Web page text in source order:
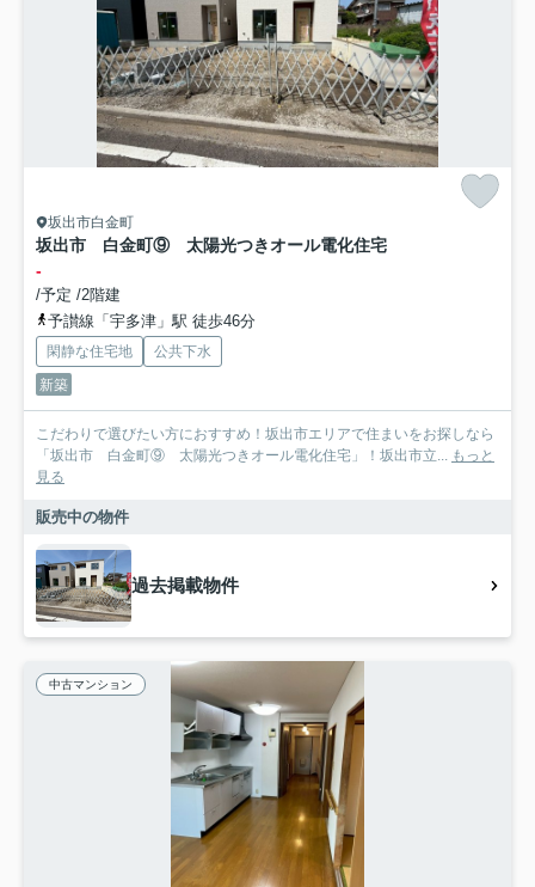
坂出市白金町
坂出市 白金町⑨ 太陽光つきオール電化住宅
-
/予定 /2階建
予讃線「宇多津」駅 徒歩46分
閑静な住宅地
公共下水
新築
こだわりで選びたい方におすすめ！坂出市エリアで住まいをお探しなら
「坂出市 白金町⑨ 太陽光つきオール電化住宅」！坂出市立... もっと
見る
販売中の物件
過去掲載物件
中古マンション